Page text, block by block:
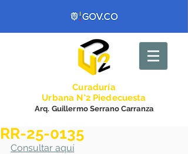
Curaduría
Urbana N°2 Piedecuesta
Arq. Guillermo Serrano Carranza
RR-25-0135
Consultar aquí